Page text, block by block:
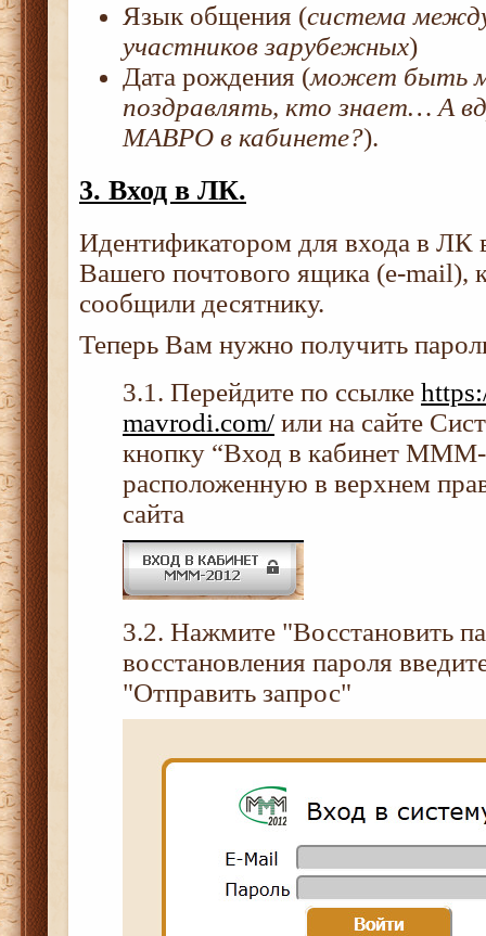
Язык общения (система
участников зарубежных)
Дата рождения (может быть
поздравлять, кто знает… А
МАВРО в кабинете?).
3. Вход в ЛК.
Идентификатором для входа в ЛК
Вашего почтового ящика (e-mail),
сообщили десятнику.
Теперь Вам нужно получить
3.1. Перейдите по ссылке
mavrodi.com/ или на сайте
кнопку “Вход в кабинет
расположенную в верхнем
сайта
3.2. Нажмите "Восстановить
восстановления пароля
"Отправить запрос"